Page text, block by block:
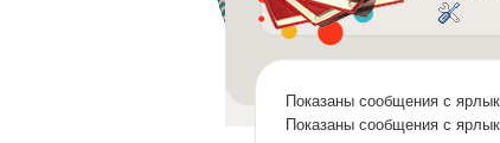
Показаны сообщения с
Показаны сообщения с